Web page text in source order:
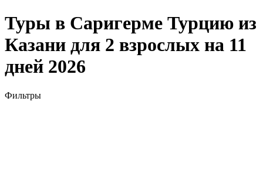
Туры в Саригерме Турцию из
Казани для 2 взрослых на 11
дней 2026
Фильтры